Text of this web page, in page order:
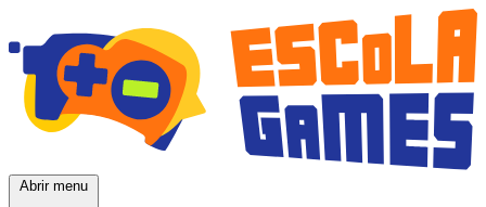
Abrir menu